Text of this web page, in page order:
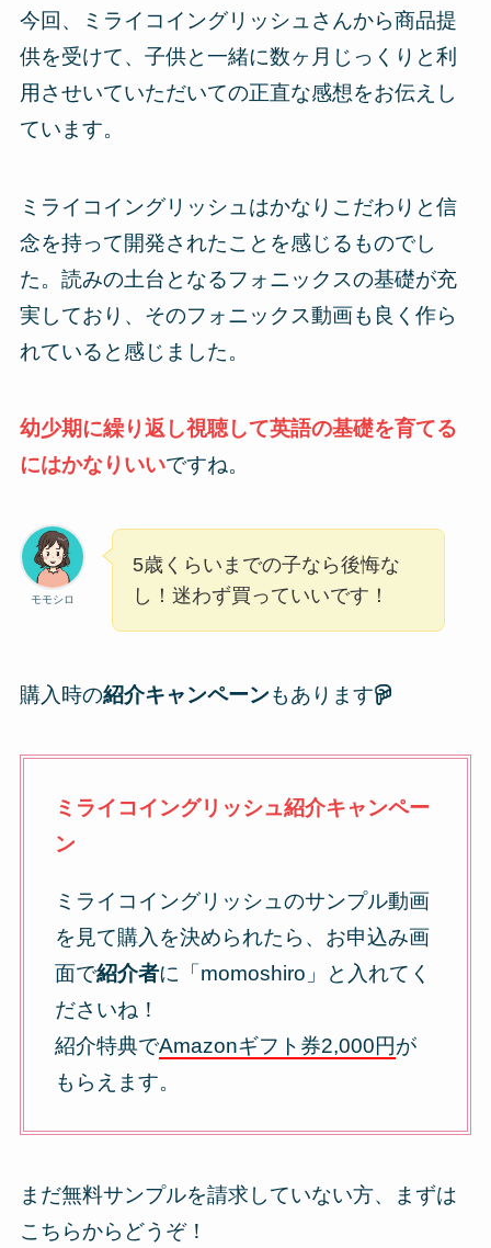
今回、ミライコイングリッシュさんから商品提
供を受けて、子供と一緒に数ヶ月じっくりと利
用させいていただいての正直な感想をお伝えし
ています。
ミライコイングリッシュはかなりこだわりと信
念を持って開発されたことを感じるものでし
た。読みの土台となるフォニックスの基礎が充
実しており、そのフォニックス動画も良く作ら
れていると感じました。
幼少期に繰り返し視聴して英語の基礎を育てる
にはかなりいいですね。
モモシロ
5歳くらいまでの子なら後悔な
し！迷わず買っていいです！
購入時の紹介キャンペーンもあります
ミライコイングリッシュ紹介キャンペー
ン
ミライコイングリッシュのサンプル動画
を見て購入を決められたら、お申込み画
面で紹介者に「momoshiro」と入れてく
ださいね！
紹介特典でAmazonギフト券2,000円が
もらえます。
まだ無料サンプルを請求していない方、まずは
こちらからどうぞ！